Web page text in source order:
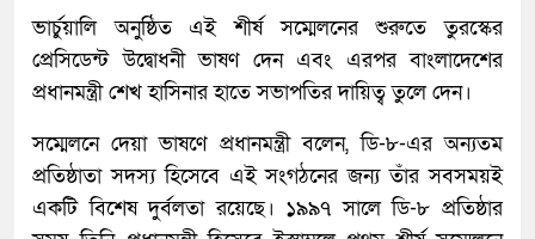
ভার্চুয়ালি অনুষ্ঠিত এই শীর্ষ সম্মেলনের শুরুতে তুরস্কের
প্রেসিডেন্ট উদ্বোধনী ভাষণ দেন এবং এরপর বাংলাদেশের
প্রধানমন্ত্রী শেখ হাসিনার হাতে সভাপতির দায়িত্ব তুলে দেন।
সম্মেলনে দেয়া ভাষণে প্রধানমন্ত্রী বলেন, ডি-৮-এর অন্যতম
প্রতিষ্ঠাতা সদস্য হিসেবে এই সংগঠনের জন্য তাঁর সবসময়ই
একটি বিশেষ দুর্বলতা রয়েছে। ১৯৯৭ সালে ডি-৮ প্রতিষ্ঠার